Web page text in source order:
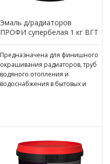
Эмаль д/радиаторов
ПРОФИ супербелая 1 кг ВГТ
Предназначена для финишного
окрашивания радиаторов, труб
водяного отопления и
водоснабжения в бытовых и